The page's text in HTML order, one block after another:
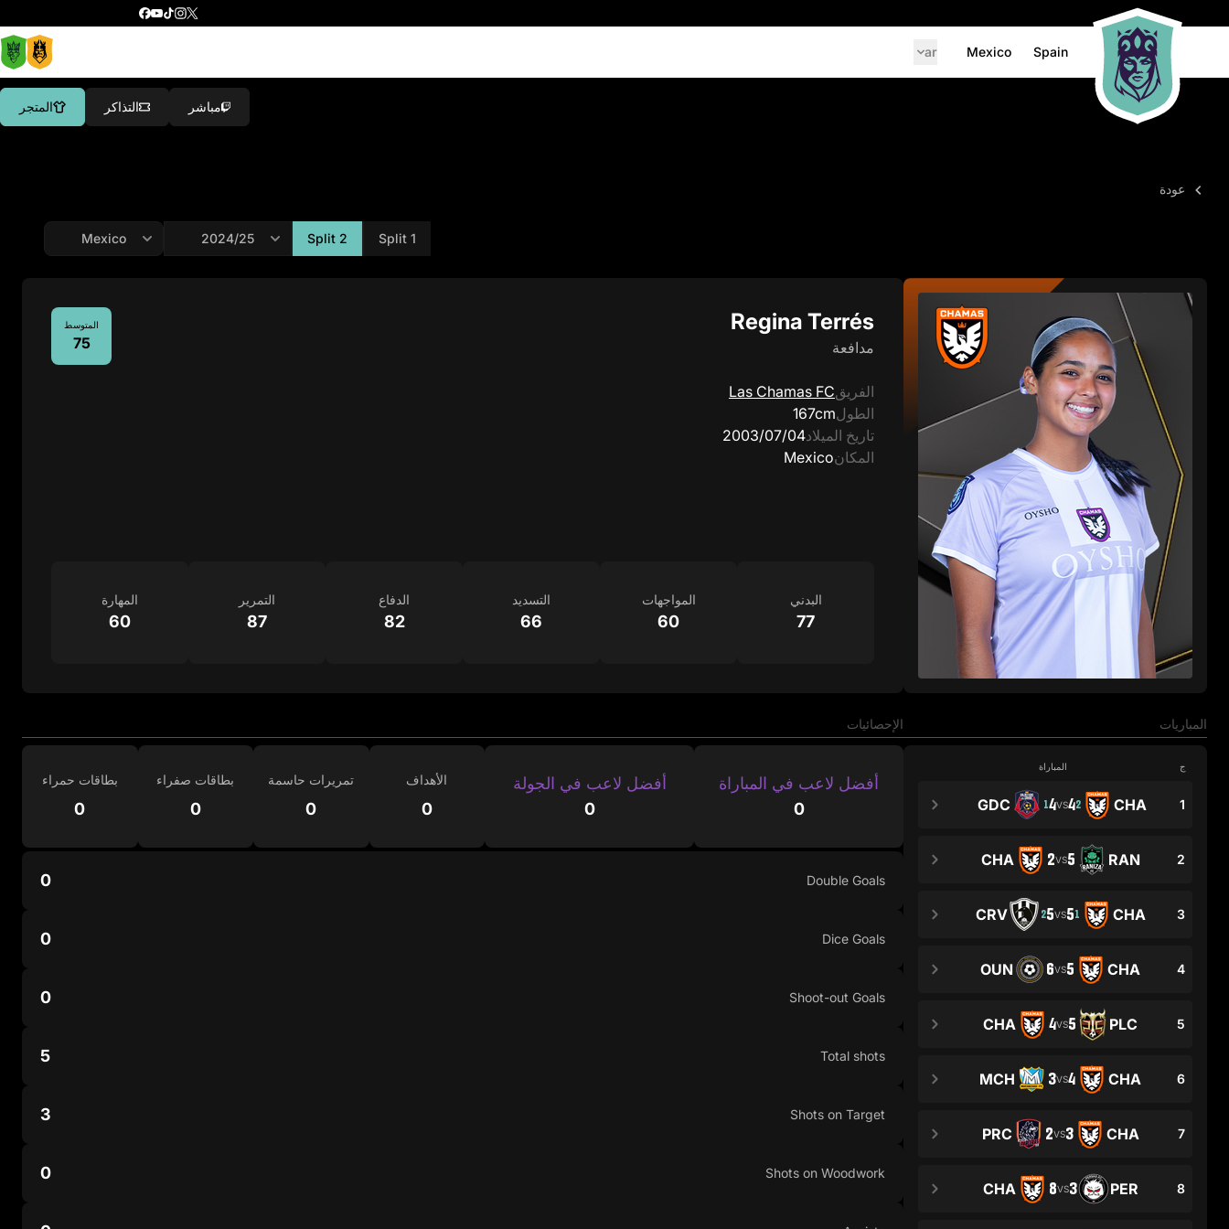
Spain
Mexico
ar
مباشر التذاكر المتجر
عودة
Split 1
Split 2
Regina Terrés
مدافعة
الفريقLas Chamas FC
الطول167cm
تاريخ الميلاد04‏/07‏/2003
المكانMexico
المتوسط
75
البدني
77
المواجهات
60
التسديد
66
الدفاع
82
التمرير
87
المهارة
60
المباريات
ج المباراة
1
CHA
2
4
VS
4
1
GDC
2
RAN
5
VS
2
CHA
3
CHA
1
5
VS
5
2
CRV
4
CHA
5
VS
6
OUN
5
PLC
5
VS
4
CHA
6
CHA
4
VS
3
MCH
7
CHA
3
VS
2
PRC
8
PER
3
VS
8
CHA
الإحصائيات
أفضل لاعب في المباراة
0
أفضل لاعب في الجولة
0
الأهداف
0
تمريرات حاسمة
0
بطاقات صفراء
0
بطاقات حمراء
0
Double Goals
0
Dice Goals
0
Shoot-out Goals
0
Total shots
5
Shots on Target
3
Shots on Woodwork
0